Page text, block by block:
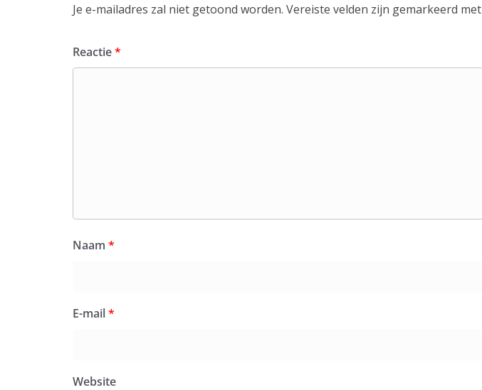
Je e-mailadres zal niet getoond worden. Vereiste velden zijn gemarkeerd met
Reactie*
Naam *
E-mail*
Website